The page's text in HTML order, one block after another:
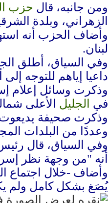
ومن جانبه، قال حزب
الزهراني، وبلدة
وأضاف الحزب أنه
لبنان.
وفي السياق، أطلق
داعيا إياهم للتوجه
وذكرت وسائل إعلام
في
الجليل الأعلى
وذكرت صحيفة
وعددًا من البلدات
وفي السياق، قال رئيس
أنه "من وجهة نظر
وأضاف -خلال اجتماع
يُصَغ بشكل كامل ولم